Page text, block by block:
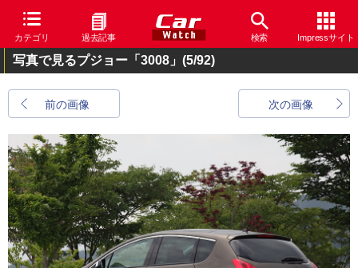
カテゴリ 過去記事 検索 Impressサイト
写真で見るプジョー「3008」 (5/92)
前の画像 次の画像